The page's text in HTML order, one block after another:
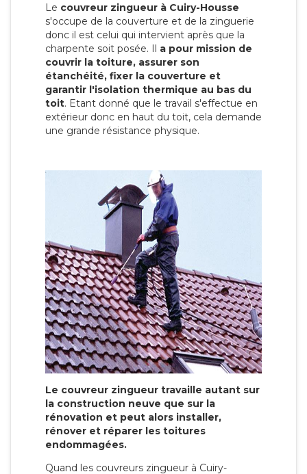
Le couvreur zingueur à Cuiry-Housse
s'occupe de la couverture et de la zinguerie
donc il est celui qui intervient après que la
charpente soit posée. Il a pour mission de
couvrir la toiture, assurer son
étanchéité, fixer la couverture et
garantir l'isolation thermique au bas du
toit. Etant donné que le travail s'effectue en
extérieur donc en haut du toit, cela demande
une grande résistance physique.
Le couvreur zingueur travaille autant sur
la construction neuve que sur la
rénovation et peut alors installer,
rénover et réparer les toitures
endommagées.
Quand les couvreurs zingueur à Cuiry-